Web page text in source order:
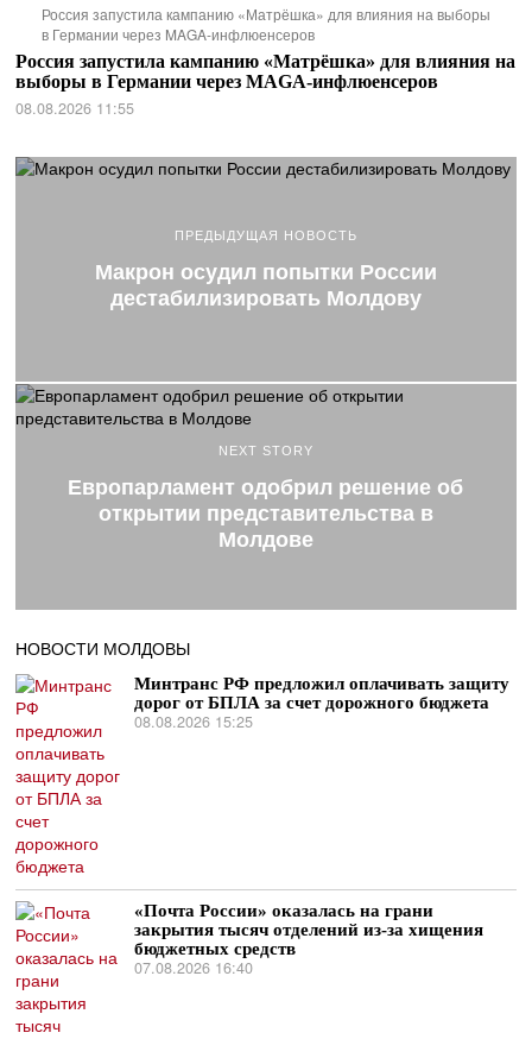
Россия запустила кампанию «Матрёшка» для влияния на выборы
в Германии через MAGA-инфлюенсеров
Россия запустила кампанию «Матрёшка» для влияния на
выборы в Германии через MAGA-инфлюенсеров
08.08.2026 11:55
ПРЕДЫДУЩАЯ НОВОСТЬ
Макрон осудил попытки России
дестабилизировать Молдову
NEXT STORY
Европарламент одобрил решение об
открытии представительства в
Молдове
НОВОСТИ МОЛДОВЫ
Минтранс РФ предложил оплачивать защиту
дорог от БПЛА за счет дорожного бюджета
08.08.2026 15:25
«Почта России» оказалась на грани
закрытия тысяч отделений из-за хищения
бюджетных средств
07.08.2026 16:40